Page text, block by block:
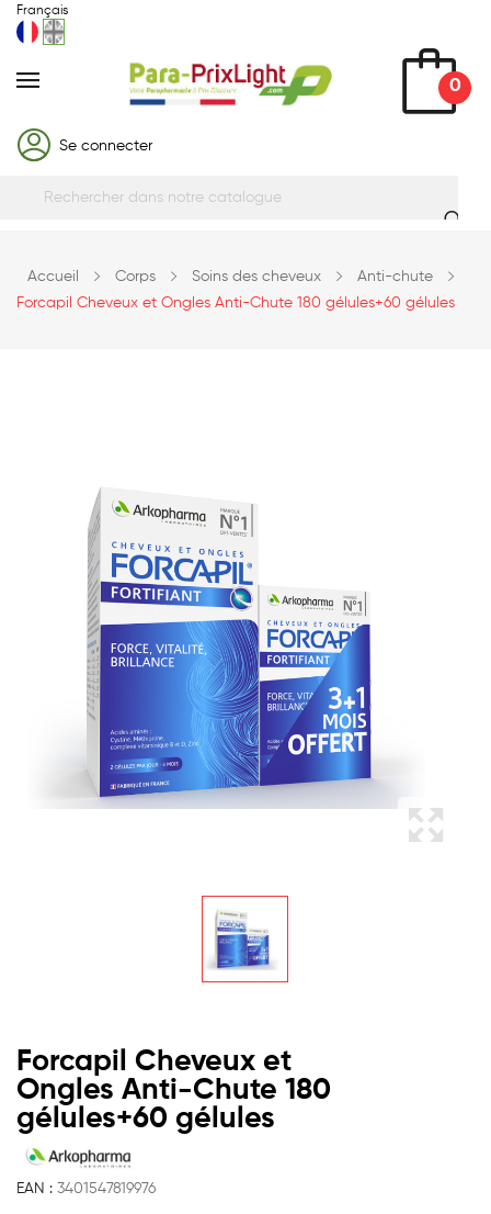
Français
0
Se connecter
Accueil Corps Soins des cheveux
Anti-chute
Forcapil Cheveux et Ongles Anti-Chute 180 gélules+60 gélules
Forcapil Cheveux et
Ongles Anti-Chute 180
gélules+60 gélules
EAN : 3401547819976